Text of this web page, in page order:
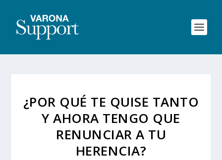
¿POR QUÉ TE QUISE TANTO
Y AHORA TENGO QUE
RENUNCIAR A TU
HERENCIA?